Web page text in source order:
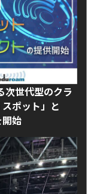
次世代型のクラ
ポット」と
始